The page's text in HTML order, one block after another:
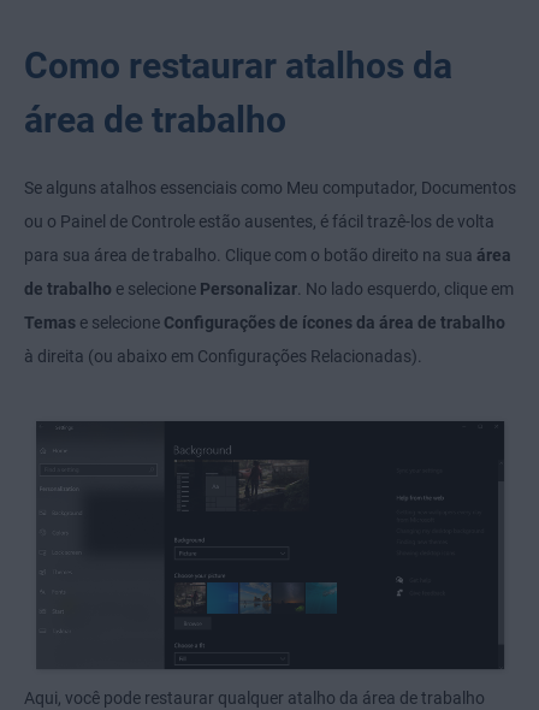
Como restaurar atalhos da
área de trabalho
Se alguns atalhos essenciais como Meu computador, Documentos
ou o Painel de Controle estão ausentes, é fácil trazê-los de volta
para sua área de trabalho. Clique com o botão direito na sua área
de trabalho e selecione Personalizar . No lado esquerdo, clique em
Temas e selecione Configurações de ícones da área de trabalho
à direita (ou abaixo em Configurações Relacionadas).
Aqui, você pode restaurar qualquer atalho da área de trabalho